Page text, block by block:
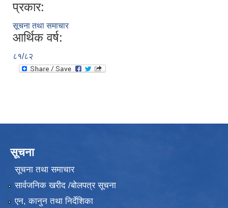
प्रकार:
सूचना तथा समाचार
आर्थिक वर्ष:
८१/८२
सूचना
सूचना तथा समाचार
सार्वजनिक खरीद /बोलपत्र सूचना
एन, कानुन तथा निर्देशिका